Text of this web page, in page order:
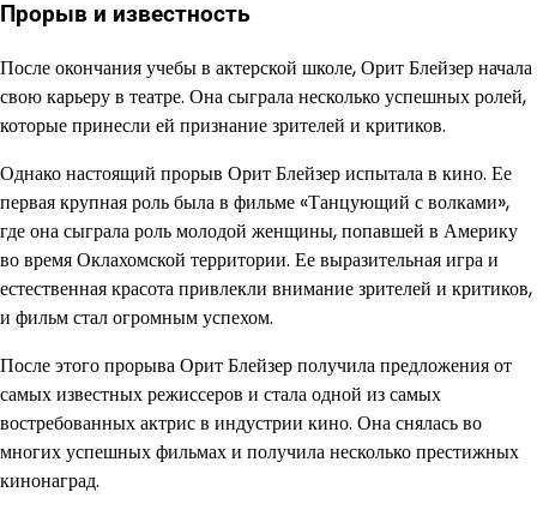
Прорыв и известность
После окончания учебы в актерской школе, Орит Блейзер начала
свою карьеру в театре. Она сыграла несколько успешных ролей,
которые принесли ей признание зрителей и критиков.
Однако настоящий прорыв Орит Блейзер испытала в кино. Ее
первая крупная роль была в фильме «Танцующий с волками»,
где она сыграла роль молодой женщины, попавшей в Америку
во время Оклахомской территории. Ее выразительная игра и
естественная красота привлекли внимание зрителей и критиков,
и фильм стал огромным успехом.
После этого прорыва Орит Блейзер получила предложения от
самых известных режиссеров и стала одной из самых
востребованных актрис в индустрии кино. Она снялась во
многих успешных фильмах и получила несколько престижных
кинонаград.